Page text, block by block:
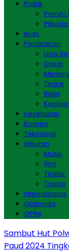
Politik
Pemilu
Iklan
Pendidikan
Usia
Dasar
Tinggi
Riset
Kesehatan
Ragam
Teknologi
Hiburan
Musik
Film
Teater
Tradisi
Internasional
Olahraga
OPINI
Sambut Hut
Paud 2024